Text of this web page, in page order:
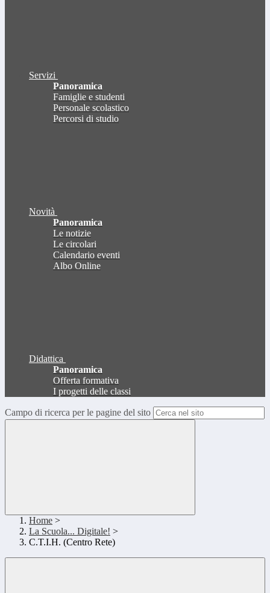
Servizi
Panoramica
Famiglie e studenti
Personale scolastico
Percorsi di studio
Novità
Panoramica
Le notizie
Le circolari
Calendario eventi
Albo Online
Didattica
Panoramica
Offerta formativa
I progetti delle classi
Campo di ricerca per le pagine del sito
Home >
La Scuola... Digitale! >
C.T.I.H. (Centro Rete)